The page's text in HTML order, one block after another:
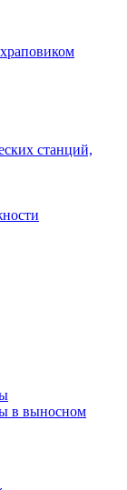
станций,
в выносном